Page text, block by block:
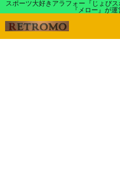
スポーツ大好きアラフォー『じょび
『メロー』が